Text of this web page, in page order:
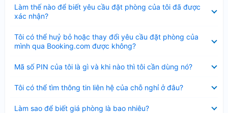
Làm thế nào để biết yêu cầu đặt phòng của tôi đã được
xác nhận?
thu
gọn
Tôi có thể huỷ bỏ hoặc thay đổi yêu cầu đặt phòng của
mình qua Booking.com được không?
thu
gọn
Mã số PIN của tôi là gì và khi nào thì tôi cần dùng nó?
thu
Tôi có thể tìm thông tin liên hệ của chỗ nghỉ ở đâu?
thu
Làm sao để biết giá phòng là bao nhiêu?
thu